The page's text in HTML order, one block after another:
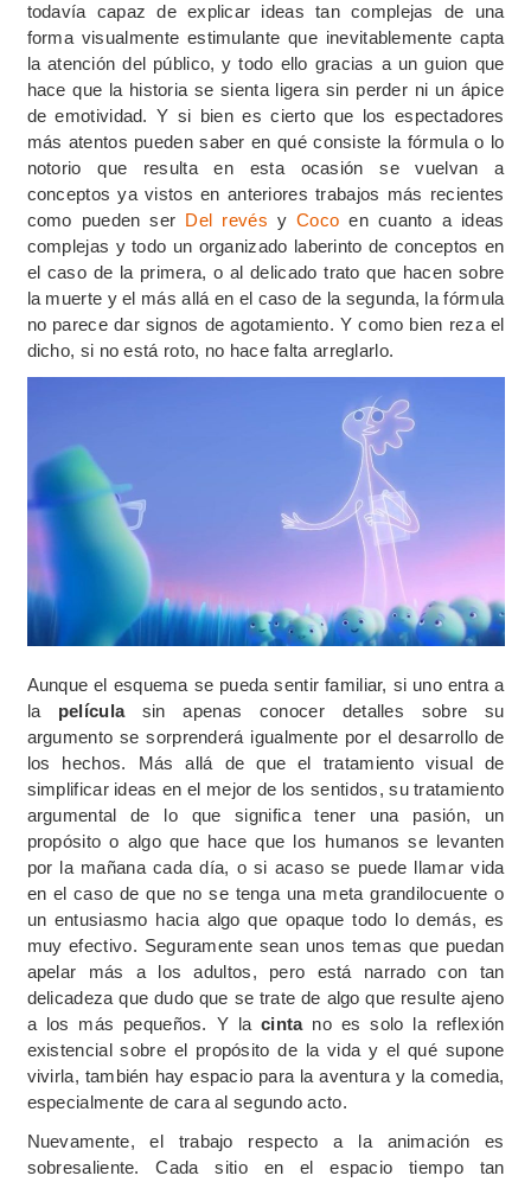
todavía capaz de explicar ideas tan complejas de una
forma visualmente estimulante que inevitablemente capta
la atención del público, y todo ello gracias a un guion que
hace que la historia se sienta ligera sin perder ni un ápice
de emotividad. Y si bien es cierto que los espectadores
más atentos pueden saber en qué consiste la fórmula o lo
notorio que resulta en esta ocasión se vuelvan a
conceptos ya vistos en anteriores trabajos más recientes
como pueden ser Del revés yCoco en cuanto a ideas
complejas y todo un organizado laberinto de conceptos en
el caso de la primera, o al delicado trato que hacen sobre
la muerte y el más allá en el caso de la segunda, la fórmula
no parece dar signos de agotamiento. Y como bien reza el
dicho, si no está roto, no hace falta arreglarlo.
Aunque el esquema se pueda sentir familiar, si uno entra a
la películasin apenas conocer detalles sobre su
argumento se sorprenderá igualmente por el desarrollo de
los hechos. Más allá de que el tratamiento visual de
simplificar ideas en el mejor de los sentidos, su tratamiento
argumental de lo que significa tener una pasión, un
propósito o algo que hace que los humanos se levanten
por la mañana cada día, o si acaso se puede llamar vida
en el caso de que no se tenga una meta grandilocuente o
un entusiasmo hacia algo que opaque todo lo demás, es
muy efectivo. Seguramente sean unos temas que puedan
apelar más a los adultos, pero está narrado con tan
delicadeza que dudo que se trate de algo que resulte ajeno
a los más pequeños. Y lacintano es solo la reflexión
existencial sobre el propósito de la vida y el qué supone
vivirla, también hay espacio para la aventura y la comedia,
especialmente de cara al segundo acto.
Nuevamente, el trabajo respecto a la animación es
sobresaliente. Cada sitio en el espacio tiempo tan